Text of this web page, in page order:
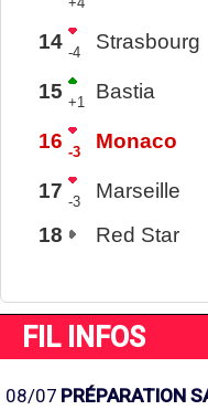
14 -4 Strasbourg
15 +1 Bastia
16 -3 Monaco
17 -3 Marseille
18
Red Star
FIL INFOS
08/07 PRÉPARATION